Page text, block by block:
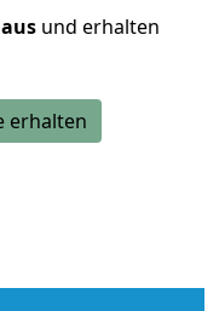
und erhalten
erhalten